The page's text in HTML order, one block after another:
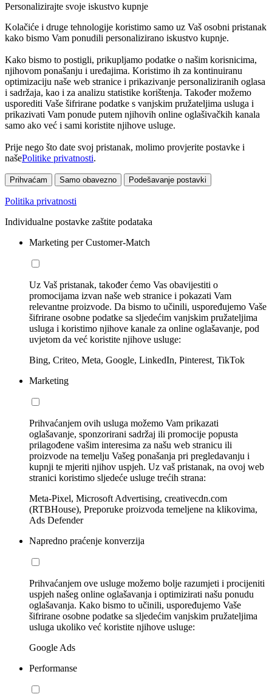
Personalizirajte svoje iskustvo kupnje
Kolačiće i druge tehnologije koristimo samo uz Vaš osobni pristanak
kako bismo Vam ponudili personalizirano iskustvo kupnje.
Kako bismo to postigli, prikupljamo podatke o našim korisnicima,
njihovom ponašanju i uređajima. Koristimo ih za kontinuiranu
optimizaciju naše web stranice i prikazivanje personaliziranih oglasa
i sadržaja, kao i za analizu statistike korištenja. Također možemo
usporediti Vaše šifrirane podatke s vanjskim pružateljima usluga i
prikazivati Vam ponude putem njihovih online oglašivačkih kanala
samo ako već i sami koristite njihove usluge.
Prije nego što date svoj pristanak, molimo provjerite postavke i
našePolitike privatnosti.
Prihvaćam Samo obavezno Podešavanje postavki
Politika privatnosti
Individualne postavke zaštite podataka
Marketing per Customer-Match
Uz Vaš pristanak, također ćemo Vas obavijestiti o
promocijama izvan naše web stranice i pokazati Vam
relevantne proizvode. Da bismo to učinili, uspoređujemo Vaše
šifrirane osobne podatke sa sljedećim vanjskim pružateljima
usluga i koristimo njihove kanale za online oglašavanje, pod
uvjetom da već koristite njihove usluge:
Bing, Criteo, Meta, Google, LinkedIn, Pinterest, TikTok
Marketing
Prihvaćanjem ovih usluga možemo Vam prikazati
oglašavanje, sponzorirani sadržaj ili promocije popusta
prilagođene vašim interesima za našu web stranicu ili
proizvode na temelju Vašeg ponašanja pri pregledavanju i
kupnji te mjeriti njihov uspjeh. Uz vaš pristanak, na ovoj web
stranici koristimo sljedeće usluge trećih strana:
Meta-Pixel, Microsoft Advertising, creativecdn.com
(RTBHouse), Preporuke proizvoda temeljene na klikovima,
Ads Defender
Napredno praćenje konverzija
Prihvaćanjem ove usluge možemo bolje razumjeti i procijeniti
uspjeh našeg online oglašavanja i optimizirati našu ponudu
oglašavanja. Kako bismo to učinili, uspoređujemo Vaše
šifrirane osobne podatke sa sljedećim vanjskim pružateljima
usluga ukoliko već koristite njihove usluge:
Google Ads
Performanse